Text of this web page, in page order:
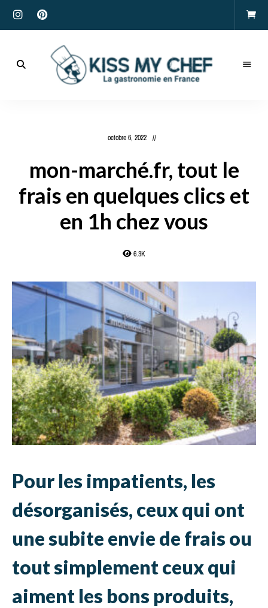
octobre 6, 2022
mon-marché.fr, tout le
frais en quelques clics et
en 1h chez vous
6.3K
Pour les impatients, les
désorganisés, ceux qui ont
une subite envie de frais ou
tout simplement ceux qui
aiment les bons produits,